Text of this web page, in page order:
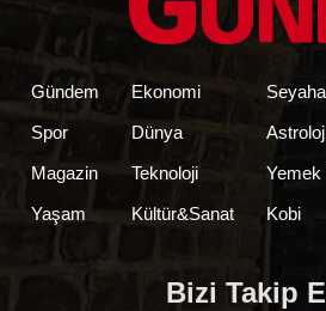
Gündem
Spor
Magazin
Yaşam
Ekonomi
Dünya
Teknoloji
Kültür&Sanat
Yemek
Kobi
Bizi Takip